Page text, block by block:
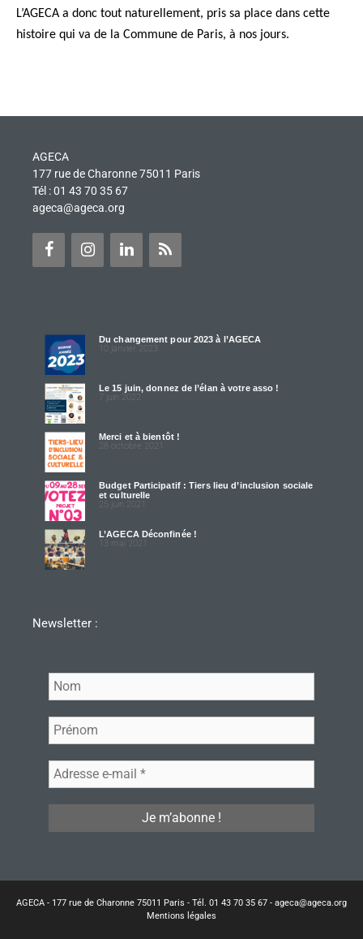
L’AGECA a donc tout naturellement, pris sa place dans cette
histoire qui va de la Commune de Paris, à nos jours.
AGECA
177 rue de Charonne 75011 Paris
Tél : 01 43 70 35 67
ageca@ageca.org
Du changement pour 2023 à l’AGECA
10 janvier 2023
Le 15 juin, donnez de l’élan à votre asso !
7 juin 2022
Merci et à bientôt !
28 octobre 2021
Budget Participatif : Tiers lieu d’inclusion sociale
et culturelle
25 juin 2021
L’AGECA Déconfinée !
13 mai 2021
Newsletter :
AGECA - 177 rue de Charonne 75011 Paris - Tél. 01 43 70 35 67 - ageca@ageca.org
Mentions légales